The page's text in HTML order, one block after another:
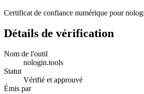
Certificat de confiance numérique pour
Détails de vérification
Nom de l'outil
nologin.tools
Statut
Vérifié et approuvé
Émis par